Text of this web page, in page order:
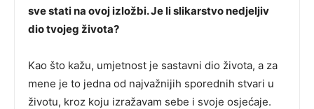
sve stati na ovoj izložbi. Je li slikarstvo nedjeljiv
dio tvojeg života?
Kao što kažu, umjetnost je sastavni dio života, a za
mene je to jedna od najvažnijih sporednih stvari u
životu, kroz koju izražavam sebe i svoje osjećaje.